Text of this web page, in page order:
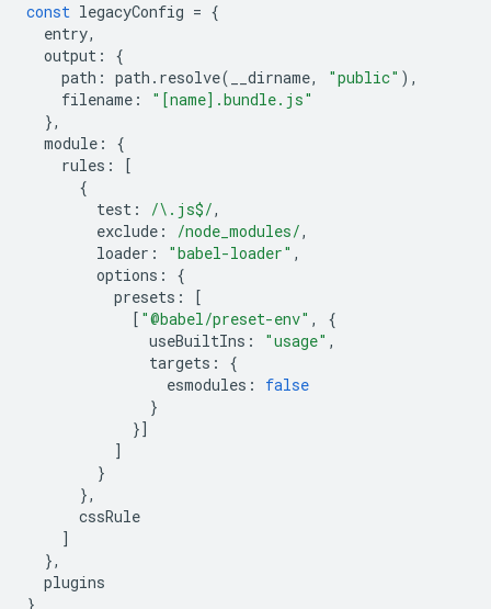
const legacyConfig = {
entry,
output :
{
path : path . resolve( __dirname, "public" ),
filename :
"[name].bundle.js"
},
module :
{
rules :
[
{
test : /\.js$/,
exclude : /node_modules/,
loader : "babel-loader" ,
options :
{
presets :
[
[ "@babel/preset-env" ,
{
useBuiltIns : "usage" ,
targets :
{
esmodules :
false
}
}]
]
}
},
cssRule
]
},
plugins
}